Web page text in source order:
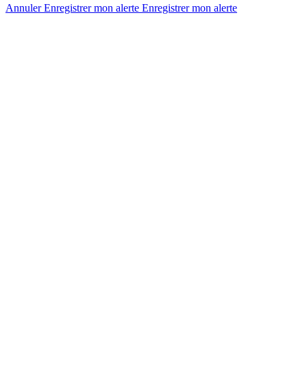
AnnulerEnregistrer mon alerte Enregistrermon alerte